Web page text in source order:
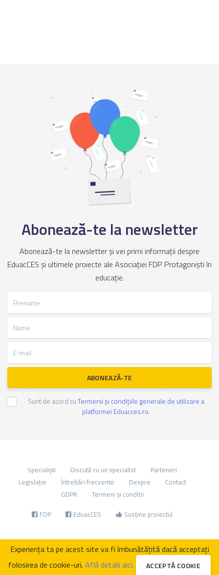
Abonează-te la newsletter
Abonează-te la newsletter și vei primi informații despre
EduacCES și ultimele proiecte ale Asociației FDP Protagoniști în
educație.
ABONEAZĂ-TE
Sunt de acord cuTermenii și condițiile generale de utilizare a
platformei Eduacces.ro.
Specialiști Discută cu un specialist
Parteneri
Legislație
Întrebări frecvente Despre
Contact
GDPR
Termeni și condiții
FDP EduacCES Susține proiectul
Experiența ta pe acest site va fi îmbunătățită dacă acceptați
folosirea de cookie-uri.Află detalii aici. ACCEPTĂ COOKIE